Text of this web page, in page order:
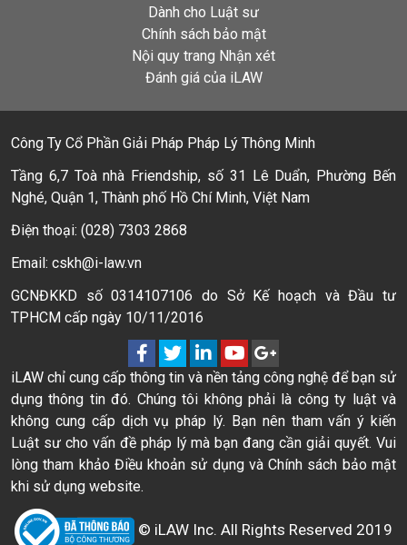
Dành cho Luật sư
Chính sách bảo mật
Nội quy trang Nhận xét
Đánh giá của iLAW
Công Ty Cổ Phần Giải Pháp Pháp Lý Thông Minh
Tầng 6,7 Toà nhà Friendship, số 31 Lê Duẩn, Phường Bến
Nghé, Quận 1, Thành phố Hồ Chí Minh, Việt Nam
Điện thoại: (028) 7303 2868
Email: cskh@i-law.vn
GCNĐKKD số 0314107106 do Sở Kế hoạch và Đầu tư
TPHCM cấp ngày 10/11/2016
iLAW chỉ cung cấp thông tin và nền tảng công nghệ để bạn sử
dụng thông tin đó. Chúng tôi không phải là công ty luật và
không cung cấp dịch vụ pháp lý. Bạn nên tham vấn ý kiến
Luật sư cho vấn đề pháp lý mà bạn đang cần giải quyết. Vui
lòng tham khảo Điều khoản sử dụng và Chính sách bảo mật
khi sử dụng website.
© iLAW Inc. All Rights Reserved 2019